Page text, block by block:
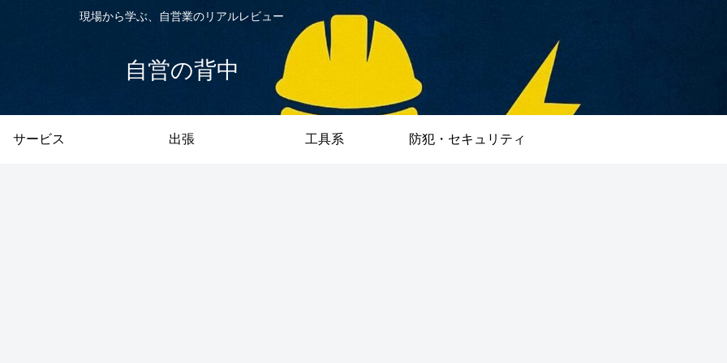
現場から学ぶ、自営業のリアルレビュー
自営の背中
サービス 出張 工具系 防犯・セキュリティ